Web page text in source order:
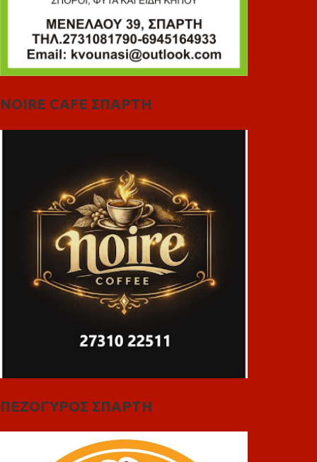
NOIRE CAFE ΣΠΑΡΤΗ
ΠΕΖΟΓΥΡΟΣ ΣΠΑΡΤΗ